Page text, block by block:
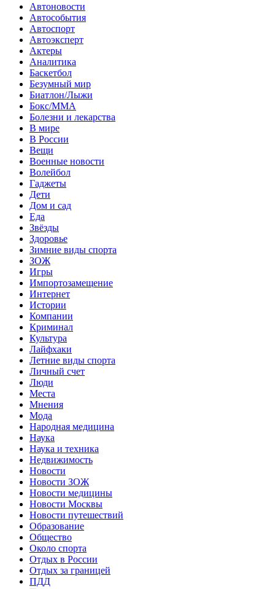
Автоновости
Автособытия
Автоспорт
Автоэксперт
Актеры
Аналитика
Баскетбол
Безумный мир
Биатлон/Лыжи
Бокс/MMA
Болезни и лекарства
В мире
В России
Вещи
Военные новости
Волейбол
Гаджеты
Дети
Дом и сад
Еда
Звёзды
Здоровье
Зимние виды спорта
ЗОЖ
Игры
Импортозамещение
Интернет
Истории
Компании
Криминал
Культура
Лайфхаки
Летние виды спорта
Личный счет
Люди
Места
Мнения
Мода
Народная медицина
Наука
Наука и техника
Недвижимость
Новости
Новости ЗОЖ
Новости медицины
Новости Москвы
Новости путешествий
Образование
Общество
Около спорта
Отдых в России
Отдых за границей
ПДД